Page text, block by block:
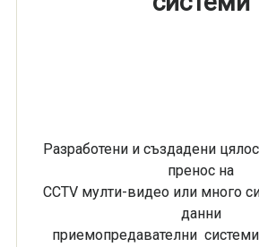
Разработени и създадени
пренос на
CCTV мулти-видео или много
данни
приемопредавателни